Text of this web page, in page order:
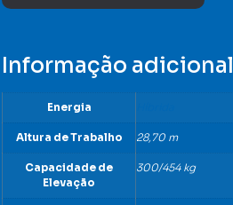
Informação adicional
Energia
Altura de Trabalho 28,70 m
Capacidade de
Elevação
300/454 kg